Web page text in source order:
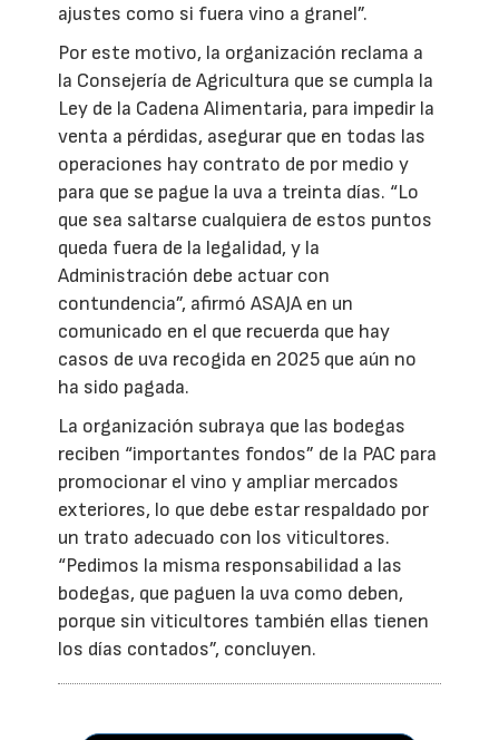
ajustes como si fuera vino a granel”.
Por este motivo, la organización reclama a
la Consejería de Agricultura que se cumpla la
Ley de la Cadena Alimentaria, para impedir la
venta a pérdidas, asegurar que en todas las
operaciones hay contrato de por medio y
para que se pague la uva a treinta días. “Lo
que sea saltarse cualquiera de estos puntos
queda fuera de la legalidad, y la
Administración debe actuar con
contundencia”, afirmó ASAJA en un
comunicado en el que recuerda que hay
casos de uva recogida en 2025 que aún no
ha sido pagada.
La organización subraya que las bodegas
reciben “importantes fondos” de la PAC para
promocionar el vino y ampliar mercados
exteriores, lo que debe estar respaldado por
un trato adecuado con los viticultores.
“Pedimos la misma responsabilidad a las
bodegas, que paguen la uva como deben,
porque sin viticultores también ellas tienen
los días contados”, concluyen.